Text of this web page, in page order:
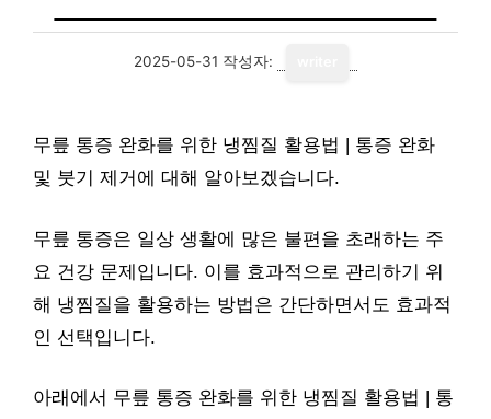
2025-05-31 작성자:
무릎 통증 완화를 위한 냉찜질 활용법 | 통증 완화
및 붓기 제거에 대해 알아보겠습니다.
무릎 통증은 일상 생활에 많은 불편을 초래하는 주
요 건강 문제입니다. 이를 효과적으로 관리하기 위
해 냉찜질을 활용하는 방법은 간단하면서도 효과적
인 선택입니다.
아래에서 무릎 통증 완화를 위한 냉찜질 활용법 | 통